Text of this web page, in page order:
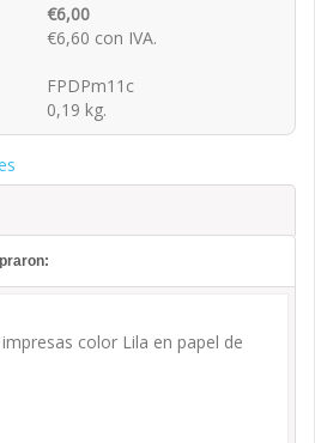
€6,00
€6,60 con IVA.
FPDPm11c
0,19 kg.
color Lila en papel de